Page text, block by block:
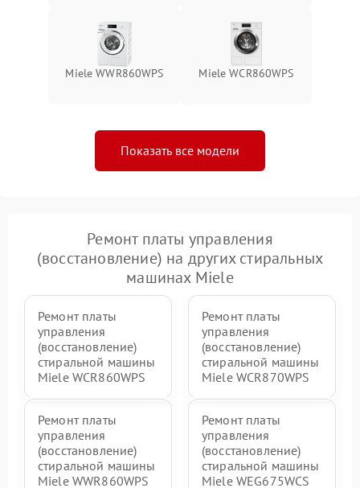
Miele WWR860WPS Miele WCR860WPS
Показать все модели
Ремонт платы управления
(восстановление) на других стиральных
машинах Miele
Ремонт платы
управления
(восстановление)
стиральной машины
Miele WCR860WPS
Ремонт платы
управления
(восстановление)
стиральной машины
Miele WCR870WPS
Ремонт платы
управления
(восстановление)
стиральной машины
Miele WWR860WPS
Ремонт платы
управления
(восстановление)
стиральной машины
Miele WEG675WCS